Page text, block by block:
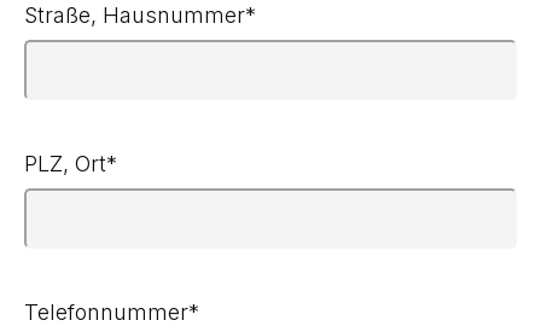
Straße, Hausnummer*
PLZ, Ort*
Telefonnummer*